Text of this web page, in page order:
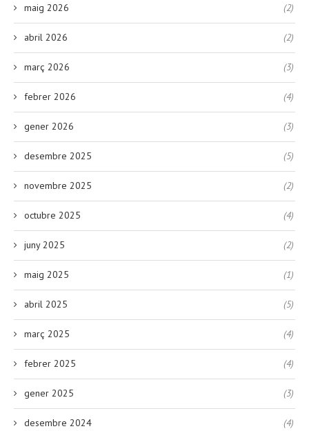
maig 2026 (2)
abril 2026 (2)
març 2026 (3)
febrer 2026 (4)
gener 2026 (3)
desembre 2025 (5)
novembre 2025 (2)
octubre 2025 (4)
juny 2025 (2)
maig 2025 (1)
abril 2025 (5)
març 2025 (4)
febrer 2025 (4)
gener 2025 (3)
desembre 2024 (4)